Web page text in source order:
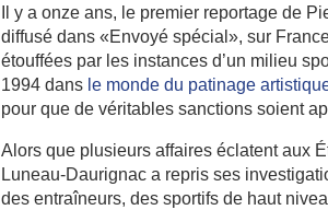
Il y a onze ans, le premier reportage de
diffusé dans «Envoyé spécial», sur
étouffées par les instances d’un milieu
1994 dans le monde du patinage
pour que de véritables sanctions soient
Alors que plusieurs affaires éclatent aux
Luneau-Daurignac a repris ses
des entraîneurs, des sportifs de haut